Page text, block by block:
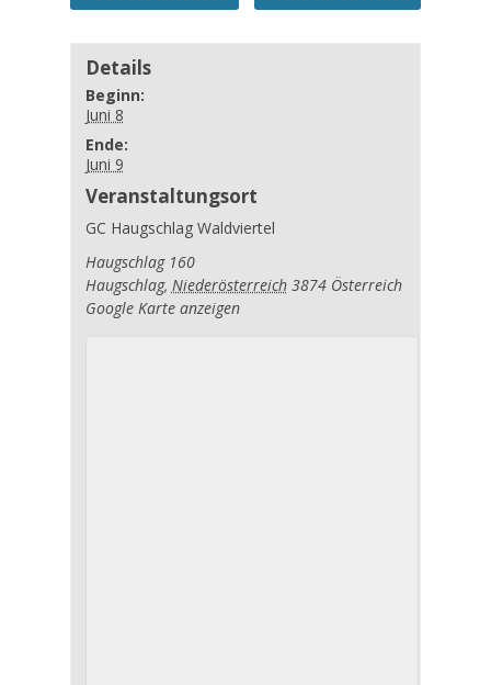
Details
Beginn:
Juni 8
Ende:
Juni 9
Veranstaltungsort
GC Haugschlag Waldviertel
Haugschlag 160
Haugschlag, Niederösterreich 3874 Österreich
Google Karte anzeigen